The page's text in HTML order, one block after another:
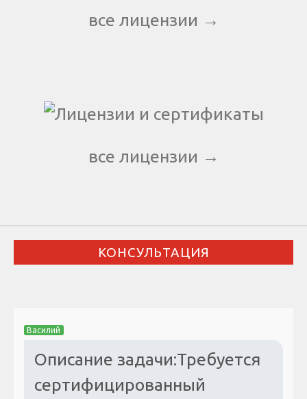
все лицензии →
все лицензии →
КОНСУЛЬТАЦИЯ
Василий
Описание задачи:Требуется
сертифицированный